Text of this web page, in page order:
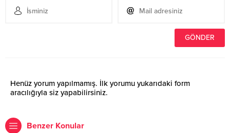
Henüz yorum yapılmamış. İlk yorumu yukarıdaki form
aracılığıyla siz yapabilirsiniz.
Benzer Konular